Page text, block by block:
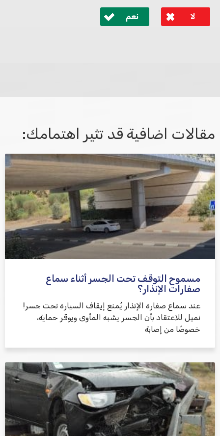
لا نعم
אני מאשר/ת קבלת דיוור במייל ושימוש בפרטים בהתאם
למדיניות הפרטיות
שלח משוב
مقالات اضافية قد تثير اهتمامك:
مسموح التوقف تحت الجسر أثناء سماع
صفارات الإنذار؟
عند سماع صفارة الإنذار يُمنع إيقاف السيارة تحت جسر!
نميل للاعتقاد بأن الجسر يشبه المأوى ويوفّر حماية،
خصوصًا من إصابة